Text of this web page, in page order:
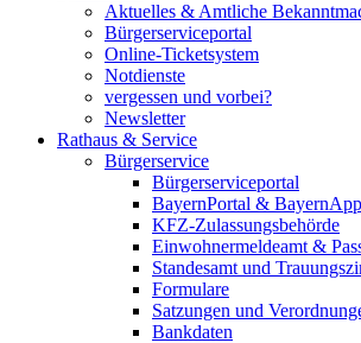
Aktuelles & Amtliche
Bürgerserviceportal
Online-Ticketsystem
Notdienste
vergessen und vorbei?
Newsletter
Rathaus & Service
Bürgerservice
Bürgerserviceportal
BayernPortal & BayernApp
KFZ-Zulassungsbehörde
Einwohnermeldeamt &
Standesamt und
Formulare
Satzungen und
Bankdaten